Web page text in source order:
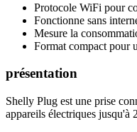
Protocole WiFi pour
Fonctionne sans
Mesure la
Format compact pour
présentation
Shelly Plug est une prise
appareils électriques jusqu'à